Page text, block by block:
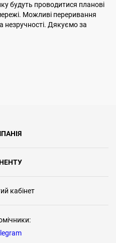
будуть проводитися планові
Можливі переривання
незручності. Дякуємо за
кабінет